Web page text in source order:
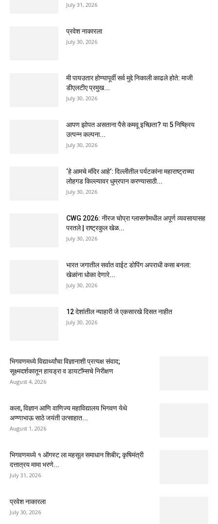
July 31, 2026
प्रवेश नाकारला
July 30, 2026
मी पायउतार होण्यापूर्वी सर्व मुद्दे निकाली काढले होते: माजी
डीएलटीए प्रमुख...
July 30, 2026
आपण झोपत असताना पैसे कमवू इच्छिता? या 5 निष्क्रिय
उत्पन्न कल्पना...
July 30, 2026
‘हे आमचे मंदिर आहे’: दिल्लीतील पर्यटकांना महाराष्ट्राच्या
लोहगड किल्ल्यावर धुम्रपान करण्यासाठी...
July 30, 2026
CWG 2026: नीरज चोप्रा ग्लासगोमधील अपूर्ण व्यवसायासह
परतले | राष्ट्रकुल खेळ...
July 30, 2026
भारत जगातील सर्वात वाईट डोपिंग अपराधी कसा बनला:
खेळांना धोका देणारे...
July 30, 2026
12 देशांतील न्याहारी जे एकसारखे दिसत नाहीत
July 30, 2026
भिगवणमध्ये विद्यार्थ्यांचा विज्ञानाशी प्रत्यक्ष संवाद;
सूक्ष्मदर्शकातून हायड्रा व डायटॉम्सचे निरीक्षण
August 4, 2026
कला, विज्ञान आणि वाणिज्य महाविद्यालय भिगवण येथे
अण्णाभाऊ साठे जयंती उत्साहात...
August 1, 2026
भिगवणमध्ये १ ऑगस्ट ला महसूल समाधान शिबीर; कृषिमंत्री
दत्तात्रय मामा भरणे...
July 31, 2026
प्रवेश नाकारला
July 30, 2026